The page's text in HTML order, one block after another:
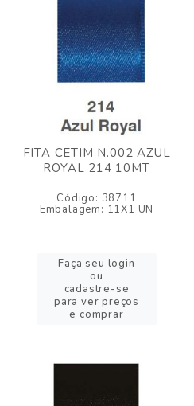
FITA CETIM N.002 AZUL
ROYAL 214 10MT
Código: 38711
Embalagem: 11X1 UN
Faça seu login
ou
cadastre-se
para ver preços
e comprar